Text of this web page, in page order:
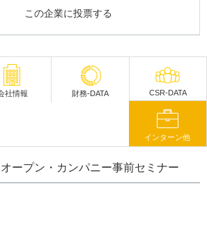
この企業に投票する
社情報 財務-DATA CSR-DATA
インターン他
ープン・カンパニー事前セミナー